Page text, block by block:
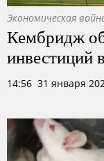
Экономическая
Кембридж
инвестиций
14:56 31 января